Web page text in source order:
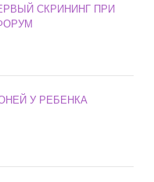
СКРИНИНГ ПРИ
У РЕБЕНКА